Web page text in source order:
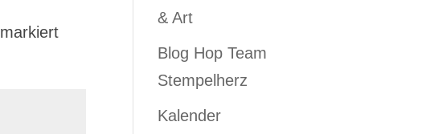
markiert
& Art
Blog Hop Team
Stempelherz
Kalender